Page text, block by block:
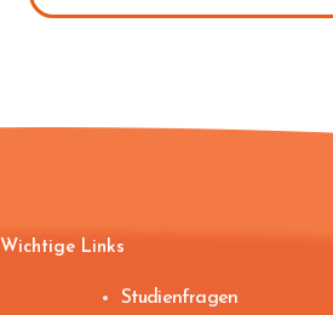
Wichtige Links
Studienfragen